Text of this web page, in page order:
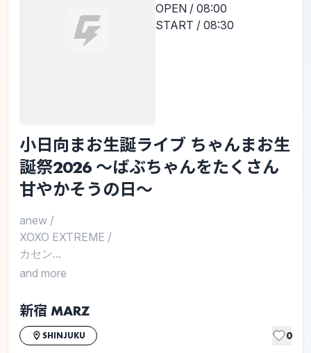
OPEN / 08:00
START / 08:30
小日向まお生誕ライブ ちゃんまお生
誕祭2026 〜ばぶちゃんをたくさん
甘やかそうの日〜
anew /
XOXO EXTREME /
カセン...
and more
新宿 MARZ
SHINJUKU 0